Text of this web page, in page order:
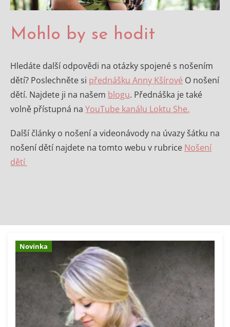
Mohlo by se hodit
Hledáte další odpovědi na otázky spojené s nošením
dětí? Poslechněte si přednášku Anny Kšírové O nošení
dětí. Najdete ji na našem blogu. Přednáška je také
volně přístupná na YouTube kanálu Loktu She.
Další články o nošení a videonávody na úvazy šátku na
nošení dětí najdete na tomto webu v rubrice Nošení
dětí
Novinka